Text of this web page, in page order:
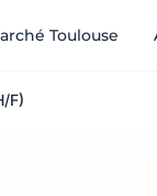
Toulouse
F)